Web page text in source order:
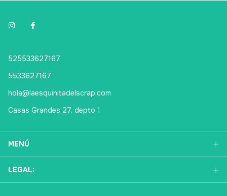
525533627167
5533627167
hola@laesquinitadelscrap.com
Casas Grandes 27, depto 1
MENÚ
LEGAL: